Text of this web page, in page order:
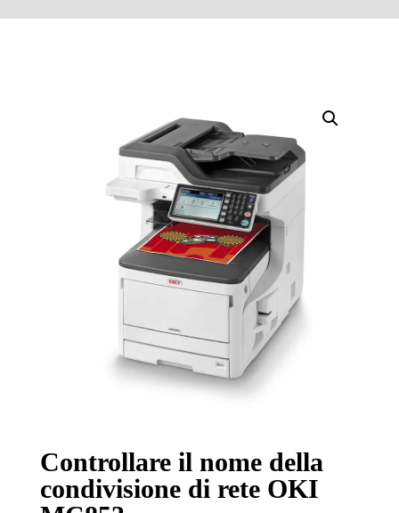
Controllare il nome della
condivisione di rete OKI